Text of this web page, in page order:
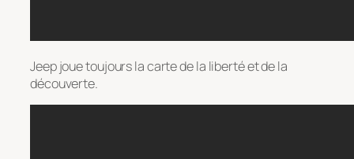
Jeep joue toujours la carte de la liberté et de la
découverte.